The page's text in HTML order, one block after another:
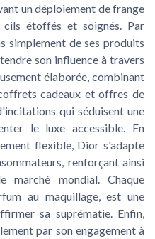
un déploiement de frange
étoffés et soignés. Par
simplement de ses produits
son influence à travers
élaborée, combinant
cadeaux et offres de
qui séduisent une
le luxe accessible. En
flexible, Dior s'adapte
renforçant ainsi
marché mondial. Chaque
au maquillage, est une
sa suprématie. Enfin,
par son engagement à